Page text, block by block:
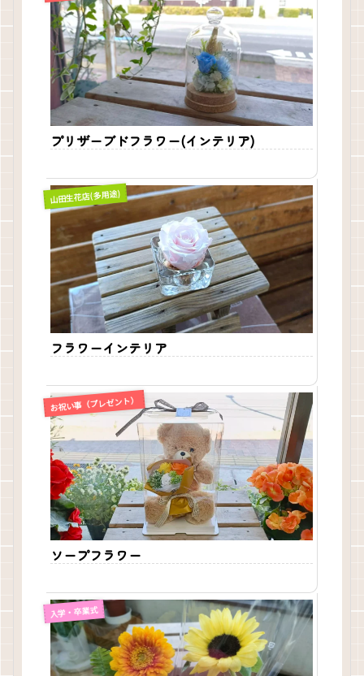
プリザーブドフラワー(インテリア)
山田生花店(多用途)
フラワーインテリア
お祝い事（プレゼント）
ソープフラワー
入学・卒業式